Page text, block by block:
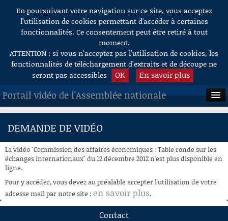
Aller au contenu
En poursuivant votre navigation sur ce site, vous acceptez
l’utilisation de cookies permettant d'accéder à certaines
fonctionnalités. Ce consentement peut être retiré à tout
moment.
ATTENTION : si vous n’acceptez pas l’utilisation de cookies, les
fonctionnalités de téléchargement d’extraits et de découpe ne
seront pas accessibles
OK En savoir plus
Portail vidéo de l'Assemblée nationale
ACCUEIL
À LA DEMANDE
RECHERCHE
AIDE À LA DÉCOUPE
DE VIDÉOS
DEMANDE DE VIDÉO
La vidéo "Commission des affaires économiques : Table ronde sur les
échanges internationaux" du 12 décembre 2012 n'est plus disponible en
ligne.
Pour y accéder, vous devez au préalable accepter l'utilisation de votre
adresse mail par notre site : en savoir plus.
Contact